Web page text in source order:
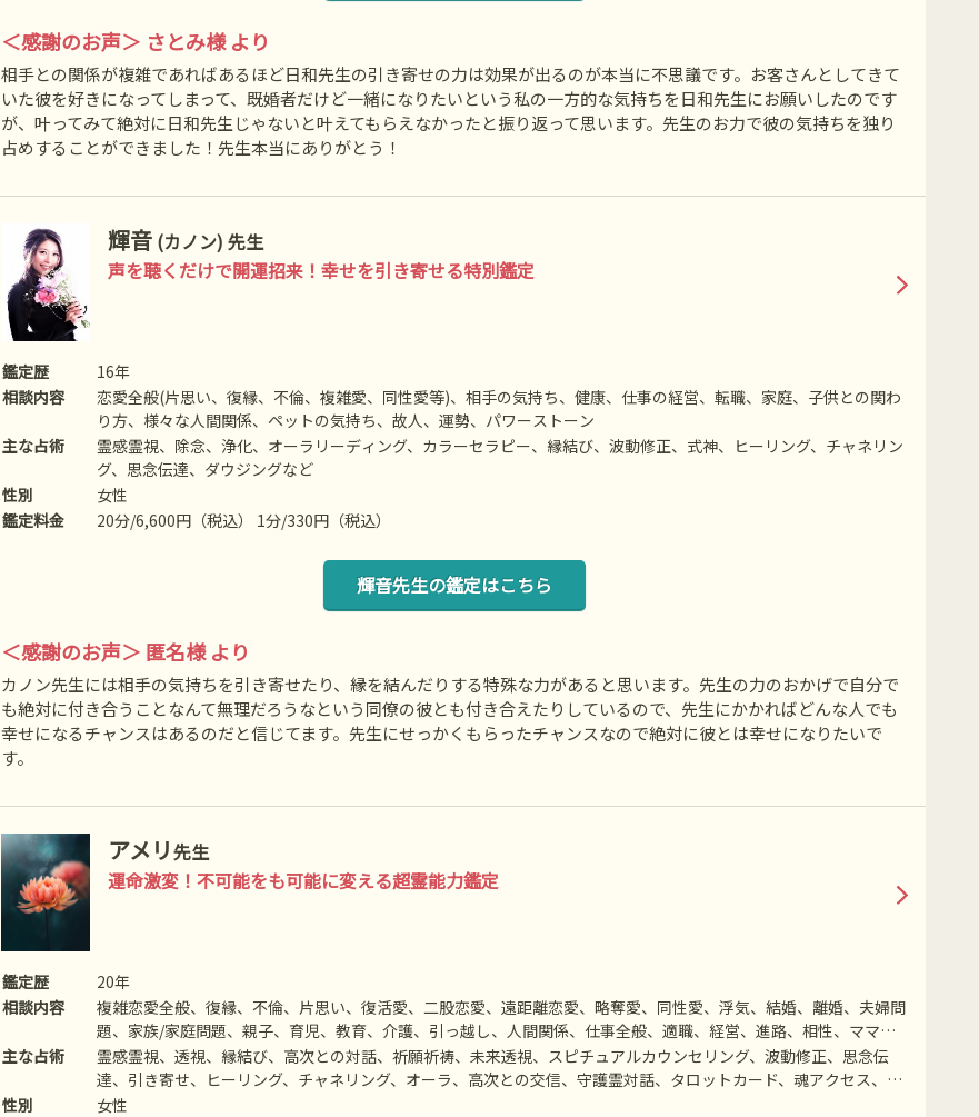
＜感謝のお声＞ さとみ様 より
相手との関係が複雑であればあるほど日和先生の引き寄せの力は効果が出るのが本当に不思議です。お客さんとしてきて
いた彼を好きになってしまって、既婚者だけど一緒になりたいという私の一方的な気持ちを日和先生にお願いしたのです
が、叶ってみて絶対に日和先生じゃないと叶えてもらえなかったと振り返って思います。先生のお力で彼の気持ちを独り
占めすることができました！先生本当にありがとう！
輝音 (カノン) 先生
声を聴くだけで開運招来！幸せを引き寄せる特別鑑定
鑑定歴
16年
相談内容
恋愛全般(片思い、復縁、不倫、複雑愛、同性愛等)、相手の気持ち、健康、仕事の経営、転職、家庭、子供との関わ
り方、様々な人間関係、ペットの気持ち、故人、運勢、パワーストーン
主な占術
霊感霊視、除念、浄化、オーラリーディング、カラーセラピー、縁結び、波動修正、式神、ヒーリング、チャネリン
グ、思念伝達、ダウジングなど
性別
女性
鑑定料金
20分/6,600円（税込） 1分/330円（税込）
輝音先生の鑑定はこちら
＜感謝のお声＞ 匿名様 より
カノン先生には相手の気持ちを引き寄せたり、縁を結んだりする特殊な力があると思います。先生の力のおかげで自分で
も絶対に付き合うことなんて無理だろうなという同僚の彼とも付き合えたりしているので、先生にかかればどんな人でも
幸せになるチャンスはあるのだと信じてます。先生にせっかくもらったチャンスなので絶対に彼とは幸せになりたいで
す。
アメリ先生
運命激変！不可能をも可能に変える超霊能力鑑定
鑑定歴
20年
相談内容
複雑恋愛全般、復縁、不倫、片思い、復活愛、二股恋愛、遠距離恋愛、略奪愛、同性愛、浮気、結婚、離婚、夫婦問
題、家族/家庭問題、親子、育児、教育、介護、引っ越し、人間関係、仕事全般、適職、経営、進路、相性、ママ
友、相手の気持ち、人生相談、開運、運勢、健康、金銭、動物、故人、失せ物、心霊相談など
主な占術
霊感霊視、透視、縁結び、高次との対話、祈願祈祷、未来透視、スピチュアルカウンセリング、波動修正、思念伝
達、引き寄せ、ヒーリング、チャネリング、オーラ、高次との交信、守護霊対話、タロットカード、魂アクセス、遠
隔ヒーリング、アニマルコミニケーションなど
性別
女性